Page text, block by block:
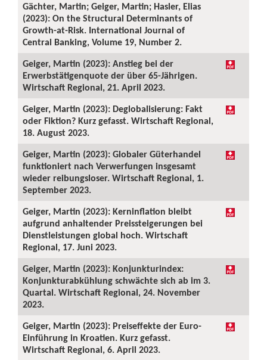
Gächter, Martin; Geiger, Martin; Hasler, Elias
(2023): On the Structural Determinants of
Growth-at-Risk. International Journal of
Central Banking, Volume 19, Number 2.
Geiger, Martin (2023): Anstieg bei der
Erwerbstätigenquote der über 65-Jährigen.
Wirtschaft Regional, 21. April 2023.
Geiger, Martin (2023): Deglobalisierung: Fakt
oder Fiktion? Kurz gefasst. Wirtschaft Regional,
18. August 2023.
Geiger, Martin (2023): Globaler Güterhandel
funktioniert nach Verwerfungen insgesamt
wieder reibungsloser. Wirtschaft Regional, 1.
September 2023.
Geiger, Martin (2023): Kerninflation bleibt
aufgrund anhaltender Preissteigerungen bei
Dienstleistungen global hoch. Wirtschaft
Regional, 17. Juni 2023.
Geiger, Martin (2023): Konjunkturindex:
Konjunkturabkühlung schwächte sich ab im 3.
Quartal. Wirtschaft Regional, 24. November
2023.
Geiger, Martin (2023): Preiseffekte der Euro-
Einführung in Kroatien. Kurz gefasst.
Wirtschaft Regional, 6. April 2023.